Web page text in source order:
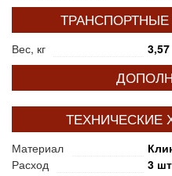
ТРАНСПОРТНЫЕ
Вес, кг 3,57
ТЕХНИЧЕСКИЕ
Материал
Расход
3